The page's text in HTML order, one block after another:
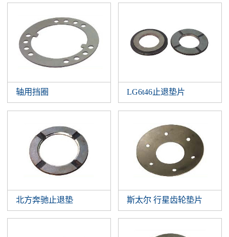
轴用挡圈 LG6t46止退垫片
北方奔驰止退垫 斯太尔 行星齿轮垫片